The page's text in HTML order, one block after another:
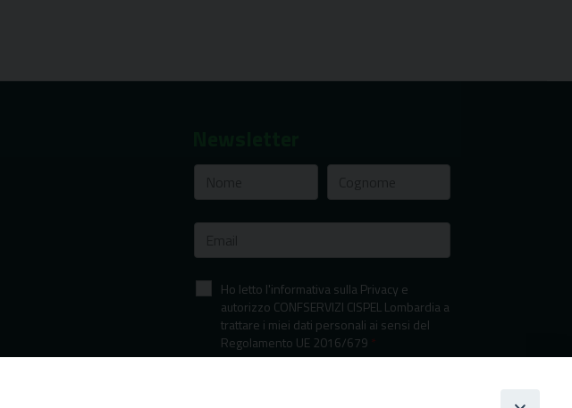
Ho letto l'informativa sulla Privacy e
autorizzo CONFSERVIZI CISPEL Lombardia a
trattare i miei dati personali ai sensi del
Regolamento UE 2016/679 *
Informativa sulla privacy